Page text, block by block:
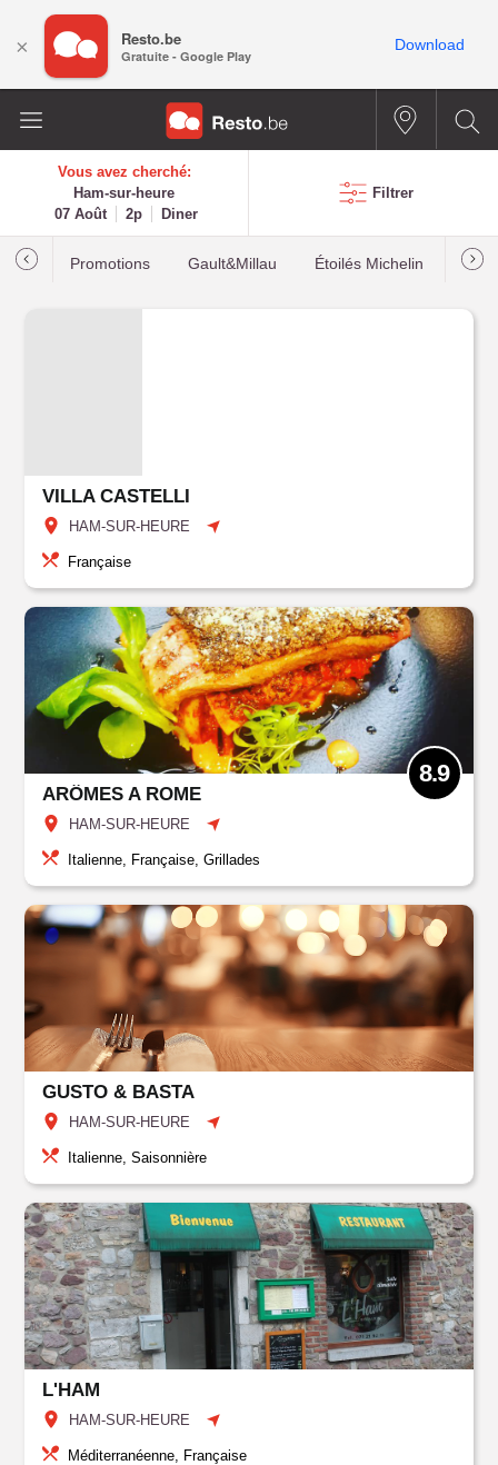
Vous avez cherché:
Ham-sur-heure
07 Août
2p Diner
Filtrer
Promotions Gault&Millau Étoilés Michelin Les
VILLA CASTELLI
HAM-SUR-HEURE
Française
ARÔMES A ROME
HAM-SUR-HEURE
8.9
Italienne, Française, Grillades
GUSTO & BASTA
HAM-SUR-HEURE
Italienne, Saisonnière
L'HAM
HAM-SUR-HEURE
Méditerranéenne, Française
× Resto.be
Gratuite - Google Play
Download